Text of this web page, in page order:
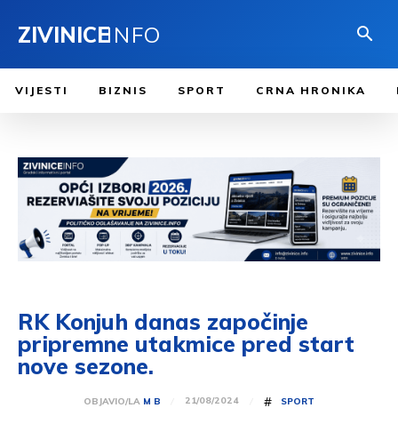
ZIVINICEINFO
VIJESTI BIZNIS SPORT CRNA HRONIKA
RK Konjuh danas započinje
pripremne utakmice pred start
nove sezone.
OBJAVIO/LA M B 21/08/2024 # SPORT